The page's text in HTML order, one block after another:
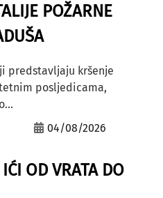
POŽARNE
predstavljaju kršenje
posljedicama,
04/08/2026
OD VRATA DO